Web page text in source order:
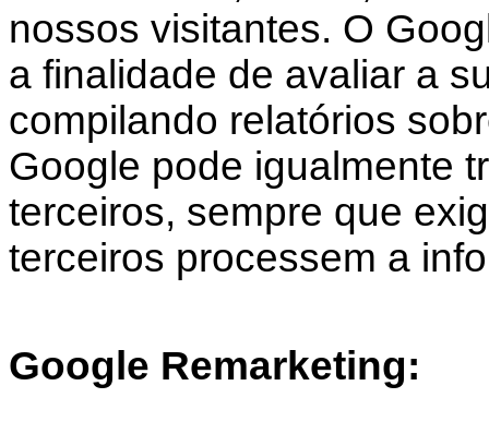
nossos visitantes. O
a finalidade de avaliar a
compilando relatórios
Google pode igualmente
terceiros, sempre que
terceiros processem a
Google Remarketing: